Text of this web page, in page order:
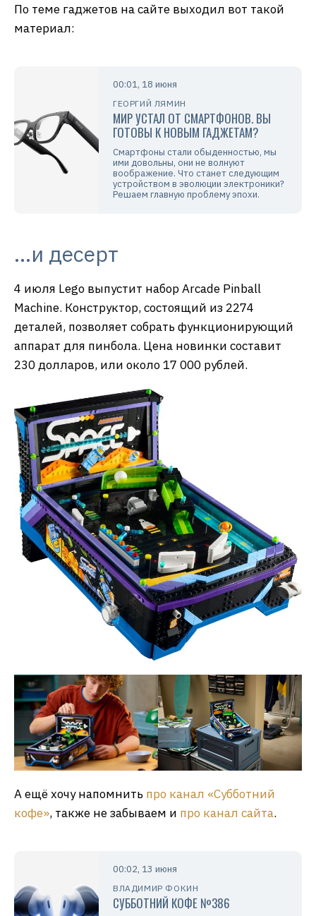
По теме гаджетов на сайте выходил вот такой
материал:
00:01, 18 июня
ГЕОРГИЙ ЛЯМИН
МИР УСТАЛ ОТ СМАРТФОНОВ. ВЫ
ГОТОВЫ К НОВЫМ ГАДЖЕТАМ?
Смартфоны стали обыденностью, мы
ими довольны, они не волнуют
воображение. Что станет следующим
устройством в эволюции электроники?
Решаем главную проблему эпохи.
…и десерт
4 июля Legо выпустит набор Arcade Pinball
Machine. Конструктор, состоящий из 2274
деталей, позволяет собрать функционирующий
аппарат для пинбола. Цена новинки составит
230 долларов, или около 17 000 рублей.
А ещё хочу напомнить про канал «Субботний
кофе», также не забываем и про канал сайта.
00:02, 13 июня
ВЛАДИМИР ФОКИН
СУББОТНИЙ КОФЕ №386